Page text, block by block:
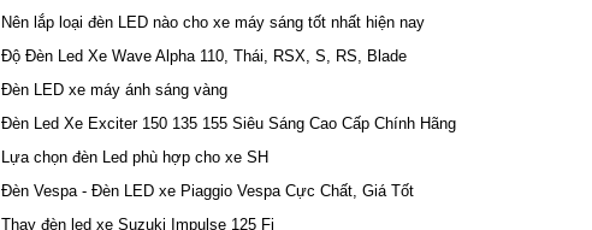
Nên lắp loại đèn LED nào cho xe máy sáng tốt nhất hiện nay
Độ Đèn Led Xe Wave Alpha 110, Thái, RSX, S, RS, Blade
Đèn LED xe máy ánh sáng vàng
Đèn Led Xe Exciter 150 135 155 Siêu Sáng Cao Cấp Chính Hãng
Lựa chọn đèn Led phù hợp cho xe SH
Đèn Vespa - Đèn LED xe Piaggio Vespa Cực Chất, Giá Tốt
Thay đèn led xe Suzuki Impulse 125 Fi